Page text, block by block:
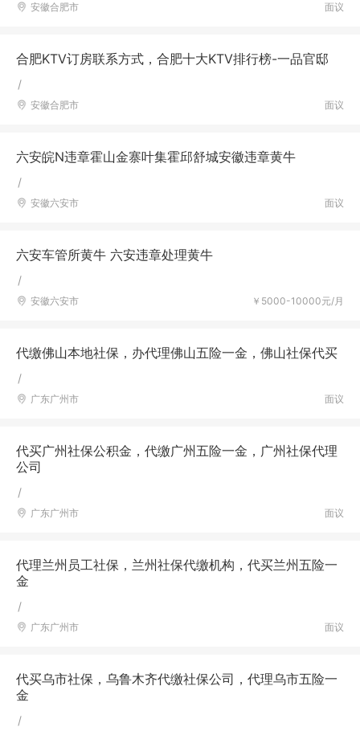
面议
安徽合肥市
合肥KTV订房联系方式，合肥十大KTV排行榜-一品官邸
/
面议
安徽合肥市
六安皖N违章霍山金寨叶集霍邱舒城安徽违章黄牛
/
面议
安徽六安市
六安车管所黄牛 六安违章处理黄牛
/
￥5000-10000元/月
安徽六安市
代缴佛山本地社保，办代理佛山五险一金，佛山社保代买
/
面议
广东广州市
代买广州社保公积金，代缴广州五险一金，广州社保代理
公司
/
面议
广东广州市
代理兰州员工社保，兰州社保代缴机构，代买兰州五险一
金
/
面议
广东广州市
代买乌市社保，乌鲁木齐代缴社保公司，代理乌市五险一
金
/